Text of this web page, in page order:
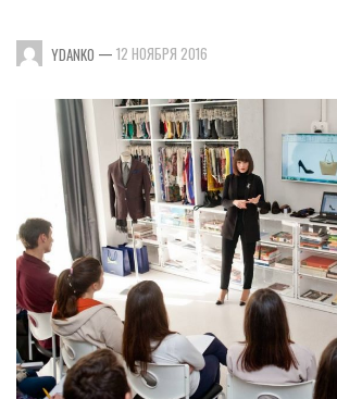
YDANKO — 12 НОЯБРЯ 2016